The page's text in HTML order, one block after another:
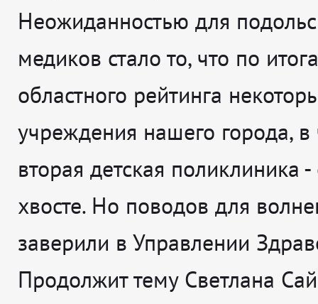
Неожиданностью для
медиков стало то, что по
областного рейтинга
учреждения нашего города, в
вторая детская поликлиника
хвосте. Но поводов для
заверили в Управлении
Продолжит тему Светлана